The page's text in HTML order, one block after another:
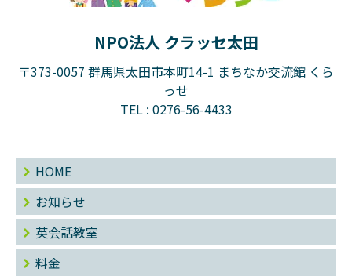
NPO法人 クラッセ太田
〒373-0057 群馬県太田市本町14-1 まちなか交流館 くら
っせ
TEL : 0276-56-4433
HOME
お知らせ
英会話教室
料金